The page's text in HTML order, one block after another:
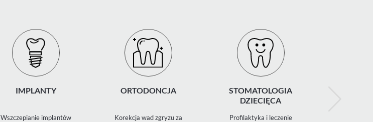
IMPLANTY
Wszczepianie implantów
ORTODONCJA
Korekcja wad zgryzu za
STOMATOLOGIA
DZIECIĘCA
Profilaktyka i leczenie